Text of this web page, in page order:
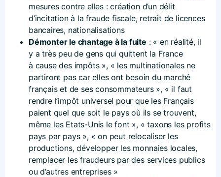
mesures contre elles : création d’un délit
d’incitation à la fraude fiscale, retrait de licences
bancaires, nationalisations
Démonter le chantage à la fuite : « en réalité, il
y a très peu de gens qui quittent la France
à cause des impôts », « les multinationales ne
partiront pas car elles ont besoin du marché
français et de ses consommateurs », « il faut
rendre l’impôt universel pour que les Français
paient quel que soit le pays où ils se trouvent,
même les Etats-Unis le font », « taxons les profits
pays par pays », « on peut relocaliser les
productions, développer les monnaies locales,
remplacer les fraudeurs par des services publics
ou d’autres entreprises »